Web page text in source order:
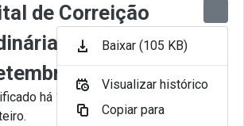
de Correição
nº 009-2023
há 11 Meses por Juliana
Baixar (105 KB)
Visualizar histórico
Copiar para